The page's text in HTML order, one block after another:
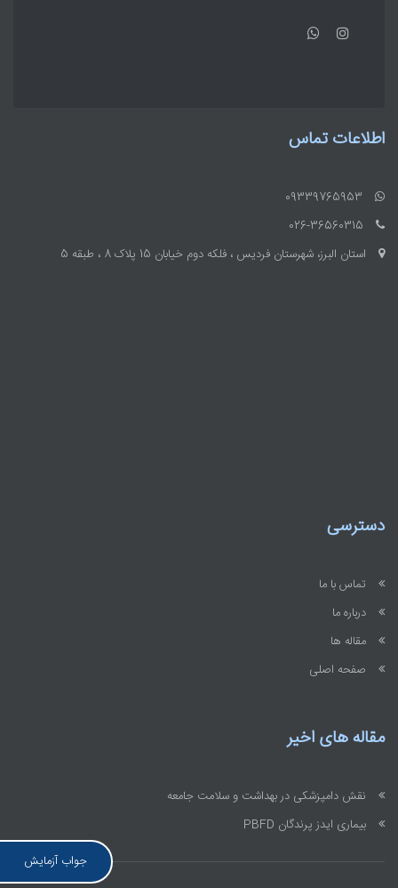
جواب آزمایش
اطلاعات تماس
09339765953
026-36560315
استان البرز، شهرستان فردیس ، فلکه دوم خیابان 15 پلاک 8 ، طبقه 5
دسترسی
تماس با ما
درباره ما
مقاله ها
صفحه اصلی
مقاله های اخیر
نقش دامپزشکی در بهداشت و سلامت جامعه
بیماری ایدز پرندگان PBFD